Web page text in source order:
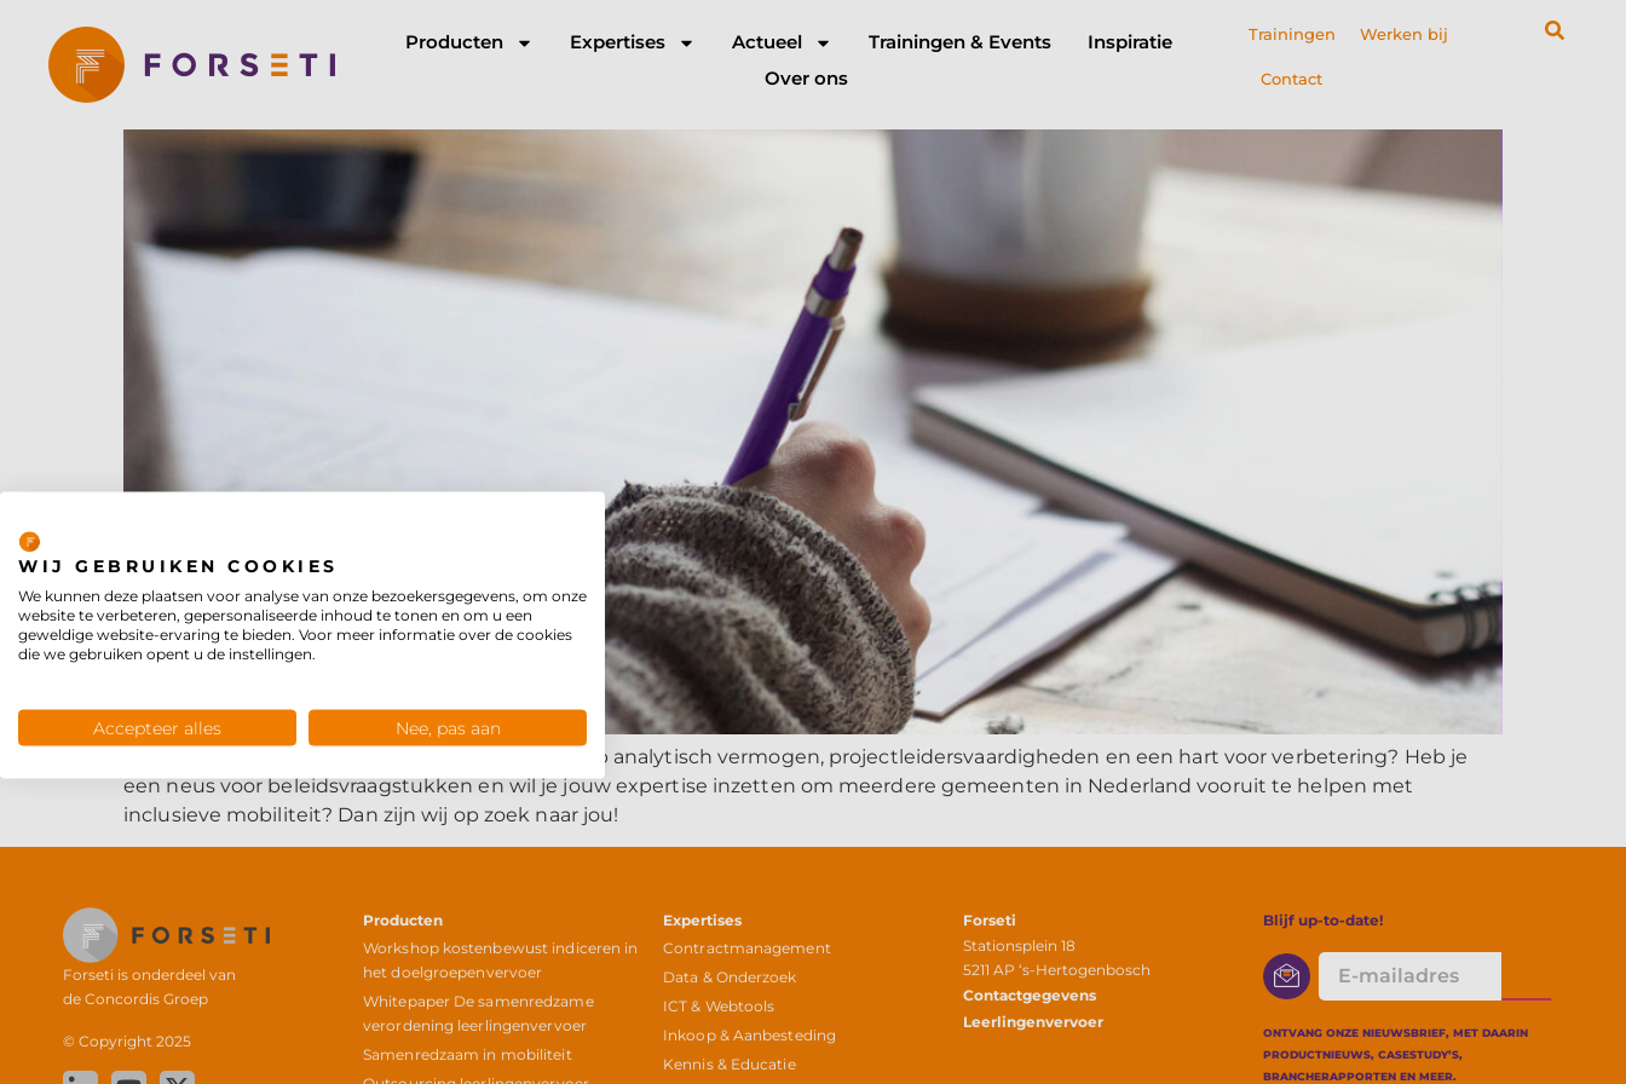
Producten Expertises Actueel Trainingen & Events
Inspiratie
Over ons
Trainingen Werken bij
Contact
Ben jij een bevlogen professional met een scherp analytisch vermogen, projectleidersvaardigheden en een hart voor verbetering? Heb je
een neus voor beleidsvraagstukken en wil je jouw expertise inzetten om meerdere gemeenten in Nederland vooruit te helpen met
inclusieve mobiliteit? Dan zijn wij op zoek naar jou!
Forseti is onderdeel van
de Concordis Groep
© Copyright 2025
Producten
Workshop kostenbewust indiceren in
het doelgroepenvervoer
Whitepaper De samenredzame
verordening leerlingenvervoer
Samenredzaam in mobiliteit
Expertises
Contractmanagement
Data & Onderzoek
ICT & Webtools
Inkoop & Aanbesteding
Kennis & Educatie
Forseti
Stationsplein 18
5211 AP ‘s-Hertogenbosch
Contactgegevens
Leerlingenvervoer
Blijf up-to-date!
E-
mailadres
ONTVANG ONZE NIEUWSBRIEF, MET DAARIN
PRODUCTNIEUWS, CASESTUDY’S,
BRANCHERAPPORTEN EN MEER.
WIJ GEBRUIKEN COOKIES
We kunnen deze plaatsen voor analyse van onze bezoekersgegevens, om onze
website te verbeteren, gepersonaliseerde inhoud te tonen en om u een
geweldige website-ervaring te bieden. Voor meer informatie over de cookies
die we gebruiken opent u de instellingen.
Accepteer alles Nee, pas aan